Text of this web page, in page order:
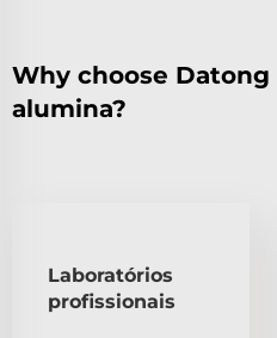
Why choose Datong
alumina?
Laboratórios
profissionais